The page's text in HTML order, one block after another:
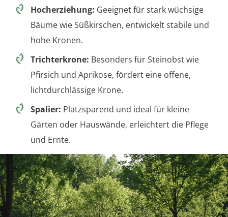
Hocherziehung: Geeignet für stark wüchsige
Bäume wie Süßkirschen, entwickelt stabile und
hohe Kronen.
Trichterkrone: Besonders für Steinobst wie
Pfirsich und Aprikose, fördert eine offene,
lichtdurchlässige Krone.
Spalier: Platzsparend und ideal für kleine
Gärten oder Hauswände, erleichtert die Pflege
und Ernte.